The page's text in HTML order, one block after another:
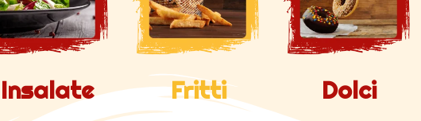
Insalate Fritti Dolci